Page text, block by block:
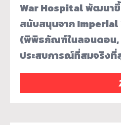
War Hospital พัฒนาขึ้
สนับสนุนจาก Imperial
(พิพิธภัณฑ์ในลอนดอน,
ประสบการณ์ที่สมจริง